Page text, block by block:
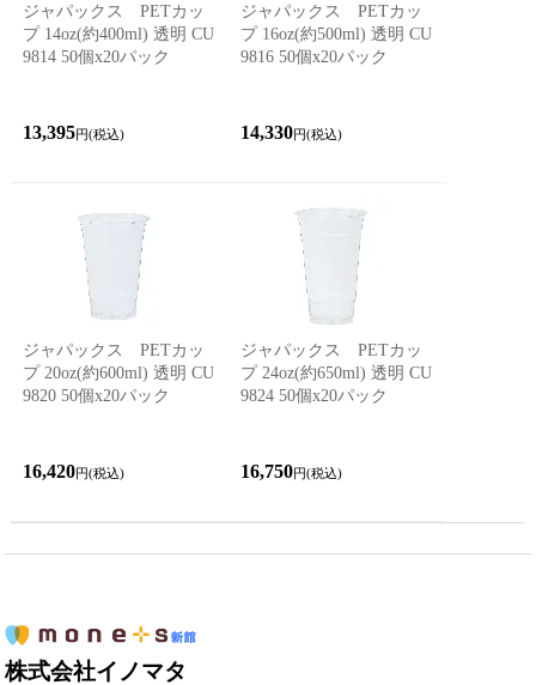
ジャパックス PETカッ
プ 14oz(約400ml) 透明 CU
9814 50個x20パック
13,395円(税込)
ジャパックス PETカッ
プ 16oz(約500ml) 透明 CU
9816 50個x20パック
14,330円(税込)
ジャパックス PETカッ
プ 20oz(約600ml) 透明 CU
9820 50個x20パック
16,420円(税込)
ジャパックス PETカッ
プ 24oz(約650ml) 透明 CU
9824 50個x20パック
16,750円(税込)
株式会社イノマタ